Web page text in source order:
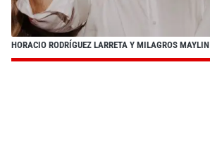
HORACIO RODRÍGUEZ LARRETA Y MILAGROS MAYLIN